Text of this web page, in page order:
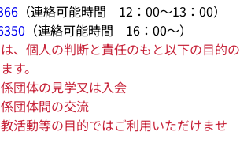
（連絡可能時間 12：00～13：00）
（連絡可能時間 16：00～）
、個人の判断と責任のもと以下の目的の
す。
団体の見学又は入会
団体間の交流
活動等の目的ではご利用いただけませ